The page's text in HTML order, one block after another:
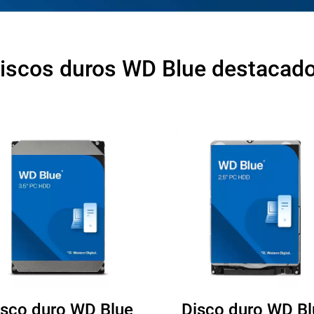
duros WD Blue
duro WD Blue
Disco duro WD